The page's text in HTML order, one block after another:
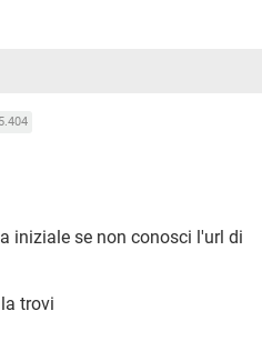
iniziale se non conosci l'url di
trovi